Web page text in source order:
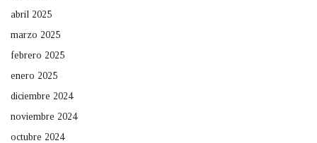
abril 2025
marzo 2025
febrero 2025
enero 2025
diciembre 2024
noviembre 2024
octubre 2024